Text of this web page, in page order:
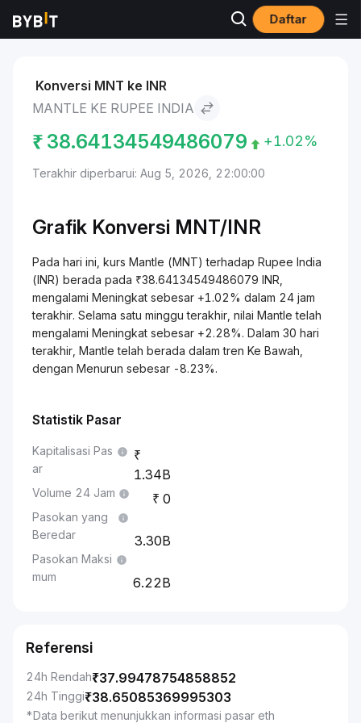
Daftar
Pasar Mantle to Rupee India
Konversi MNT ke INR
MANTLE KE RUPEE INDIA
₹ 38.64134549486079 +1.02%
Terakhir diperbarui: Aug 5, 2026, 22:00:00
Grafik Konversi MNT/INR
Pada hari ini, kurs Mantle (MNT) terhadap Rupee India
(INR) berada pada ₹38.64134549486079 INR,
mengalami Meningkat sebesar +1.02% dalam 24 jam
terakhir. Selama satu minggu terakhir, nilai Mantle telah
mengalami Meningkat sebesar +2.28%. Dalam 30 hari
terakhir, Mantle telah berada dalam tren Ke Bawah,
dengan Menurun sebesar -8.23%.
Statistik Pasar
Kapitalisasi Pas
ar
1.34B
Volume 24 Jam 0
Pasokan yang
Beredar
3.30B
Pasokan Maksi
mum
6.22B
Referensi
24h Rendah₹37.99478754858852
24h Tinggi₹38.65085369995303
*Data berikut menunjukkan informasi pasar eth